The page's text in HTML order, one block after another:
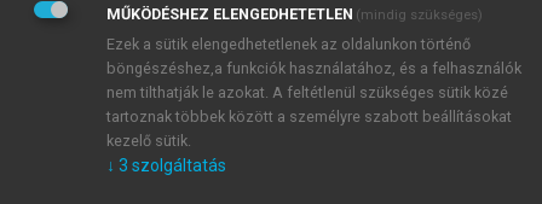
Adatkezelési tájékoztatóbanfoglaltakat tudomásul
veszem és elfogadom.
Általános vásárlási feltételeket, valamint a szotar.netés a
mersz.huoldalak licencszerződéseiben foglaltakat
tudomásul veszem és elfogadom.
KIPRÓBÁLOM
MŰKÖDÉSHEZ ELENGEDHETETLEN (mindig szükséges)
Ezek a sütik elengedhetetlenek az oldalunkon történő
böngészéshez,a funkciók használatához, és a felhasználók
nem tilthatják le azokat. A feltétlenül szükséges sütik közé
tartoznak többek között a személyre szabott beállításokat
kezelő sütik.
↓ 3 szolgáltatás